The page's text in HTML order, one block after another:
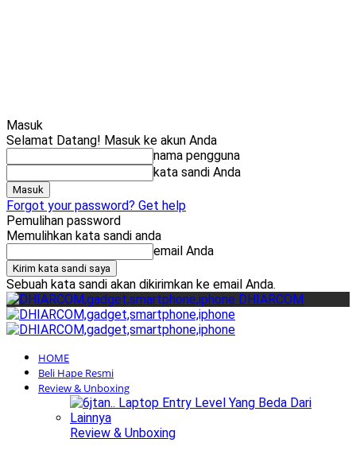
Masuk
Selamat Datang! Masuk ke akun Anda
nama pengguna
kata sandi Anda
Forgot your password? Get help
Pemulihan password
Memulihkan kata sandi anda
email Anda
Sebuah kata sandi akan dikirimkan ke email Anda.
DHIARCOM
HOME
Beli Hape Resmi
Review & Unboxing
Review & Unboxing